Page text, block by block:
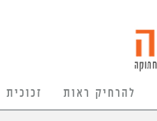
להרחיק ראות